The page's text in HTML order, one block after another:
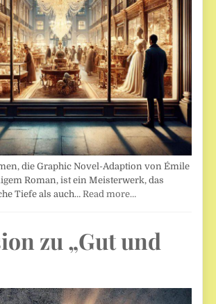
die Graphic Novel-Adaption von Émile
Roman, ist ein Meisterwerk, das
Tiefe als auch…Read more…
zu „Gut und